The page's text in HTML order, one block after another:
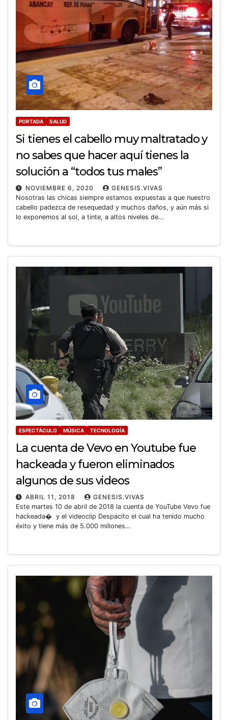
PORTADA SALUD
Si tienes el cabello muy maltratado y
no sabes que hacer aquí tienes la
solución a “todos tus males”
NOVIEMBRE 6, 2020
GENESIS.VIVAS
Nosotras las chicas siempre estamos expuestas a que nuestro
cabello padezca de resequedad y muchos daños, y aún más si
lo exponemos al sol, a tinte, a altos niveles de…
ESPECTÁCULO MÚSICA TECNOLOGÍA
La cuenta de Vevo en Youtube fue
hackeada y fueron eliminados
algunos de sus videos
ABRIL 11, 2018
GENESIS.VIVAS
Este martes 10 de abril de 2018 la cuenta de YouTube Vevo fue
hackeada� y el videoclip Despacito el cual ha tenido mucho
éxito y tiene más de 5.000 millones…